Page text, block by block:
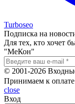
Turboseo
Подписка на
Для тех, кто хочет
"МеКон"
© 2001-2026
Принимаем к оплате
close
Вход